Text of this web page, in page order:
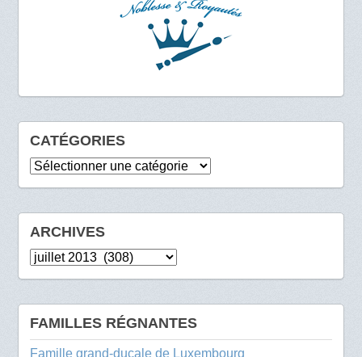
CATÉGORIES
Catégories
ARCHIVES
Archives
FAMILLES RÉGNANTES
Famille grand-ducale de Luxembourg